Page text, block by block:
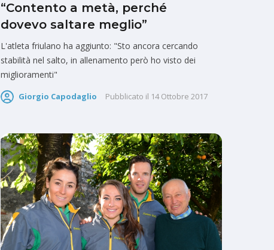
“Contento a metà, perché
dovevo saltare meglio”
L'atleta friulano ha aggiunto: "Sto ancora cercando
stabilità nel salto, in allenamento però ho visto dei
miglioramenti"
Giorgio Capodaglio Pubblicato il 14 Ottobre 2017